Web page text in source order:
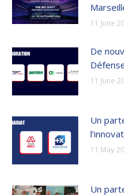
11 June
De
11 June
Un
11 May
Un